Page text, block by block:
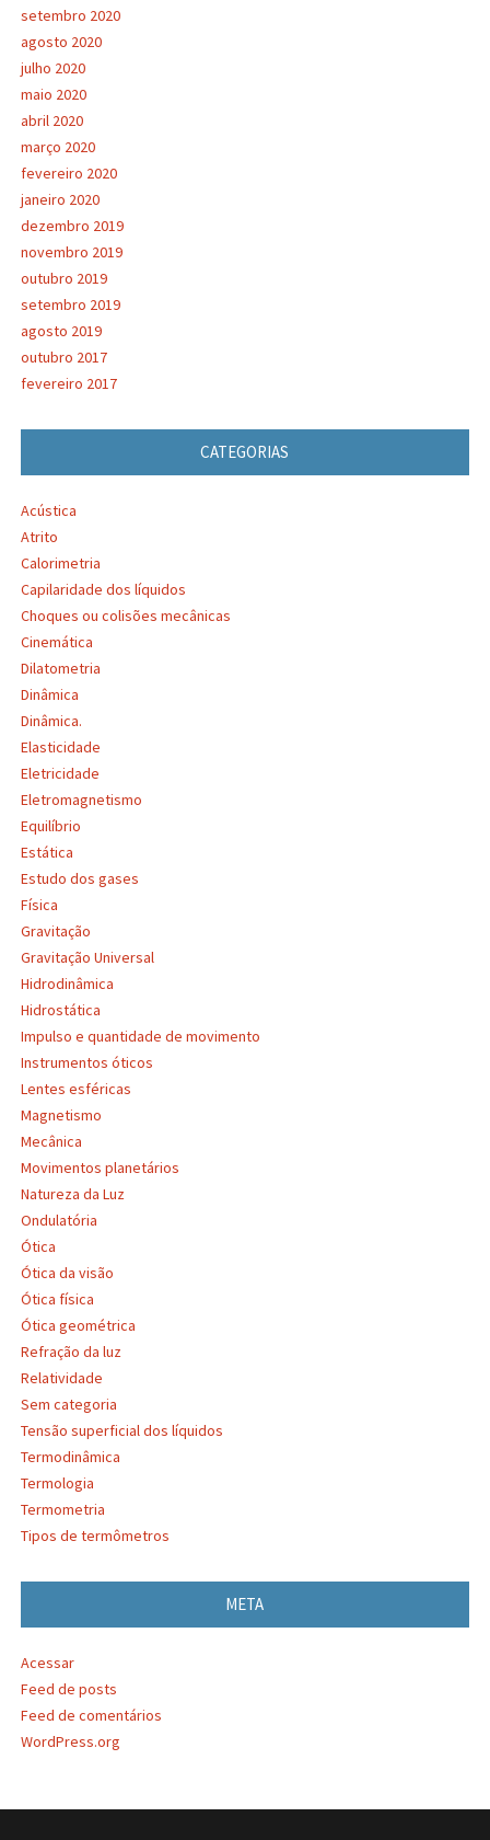
setembro 2020
agosto 2020
julho 2020
maio 2020
abril 2020
março 2020
fevereiro 2020
janeiro 2020
dezembro 2019
novembro 2019
outubro 2019
setembro 2019
agosto 2019
outubro 2017
fevereiro 2017
CATEGORIAS
Acústica
Atrito
Calorimetria
Capilaridade dos líquidos
Choques ou colisões mecânicas
Cinemática
Dilatometria
Dinâmica
Dinâmica.
Elasticidade
Eletricidade
Eletromagnetismo
Equilíbrio
Estática
Estudo dos gases
Física
Gravitação
Gravitação Universal
Hidrodinâmica
Hidrostática
Impulso e quantidade de movimento
Instrumentos óticos
Lentes esféricas
Magnetismo
Mecânica
Movimentos planetários
Natureza da Luz
Ondulatória
Ótica
Ótica da visão
Ótica física
Ótica geométrica
Refração da luz
Relatividade
Sem categoria
Tensão superficial dos líquidos
Termodinâmica
Termologia
Termometria
Tipos de termômetros
META
Acessar
Feed de posts
Feed de comentários
WordPress.org